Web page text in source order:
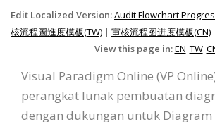
Edit Localized Version:Audit Flowchart
核流程圖進度模板(TW) | 审核流程图进度模板(CN)
View this page in:EN TW
Visual Paradigm Online (VP
perangkat lunak pembuatan
dengan dukungan untuk